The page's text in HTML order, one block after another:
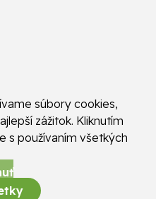
súbory cookies,
zážitok. Kliknutím
s používaním všetkých